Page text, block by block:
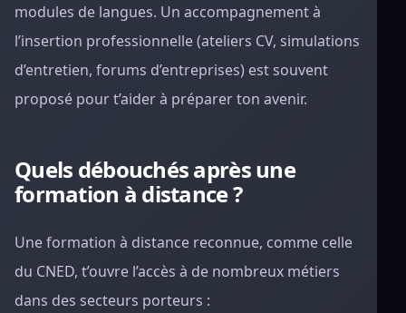
modules de langues. Un accompagnement à
l’insertion professionnelle (ateliers CV, simulations
d’entretien, forums d’entreprises) est souvent
proposé pour t’aider à préparer ton avenir.
Quels débouchés après une
formation à distance ?
Une formation à distance reconnue, comme celle
du CNED, t’ouvre l’accès à de nombreux métiers
dans des secteurs porteurs :